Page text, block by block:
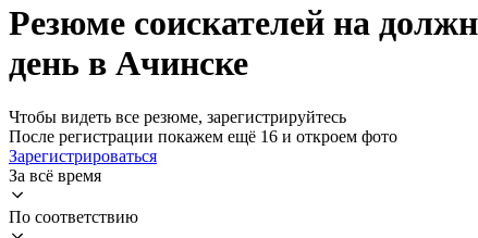
Резюме соискателей на
день в Ачинске
Чтобы видеть все резюме, зарегистрируйтесь
После регистрации покажем ещё 16 и откроем фото
Зарегистрироваться
За всё время
По соответствию